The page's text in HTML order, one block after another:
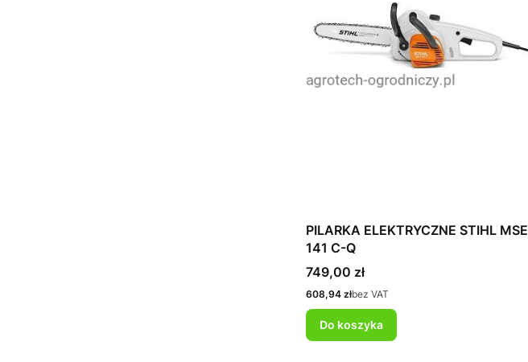
PILARKA ELEKTRYCZNE STIHL MSE
141 C-Q
Cena
749,00 zł
Cena
608,94 złbez VAT
Do koszyka